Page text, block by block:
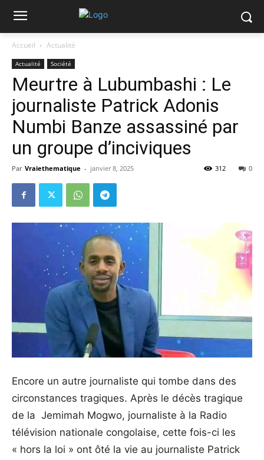
Accueil Actualité
Actualité Société
Meurtre à Lubumbashi : Le
journaliste Patrick Adonis
Numbi Banze assassiné par
un groupe d’inciviques
Par Vraiethematique - janvier 8, 2025 0
312
Encore un autre journaliste qui tombe dans des
circonstances tragiques. Après le décès tragique
de la Jemimah Mogwo, journaliste à la Radio
télévision nationale congolaise, cette fois-ci les
« hors la loi » ont ôté la vie au journaliste Patrick